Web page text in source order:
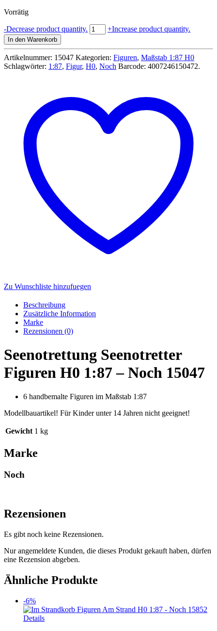
Vorrätig
-Decrease product quantity. Seenotrettung
Seenotretter
H0
1:87
-
+Increase product quantity.
In den Warenkorb
Artikelnummer: 15047 Kategorien: Figuren, Maßstab 1:87 H0
Schlagwörter: 1:87, Figur, H0, Noch Barcode: 4007246150472.
Zu Wunschliste hinzufuegen
Beschreibung
Zusätzliche Information
Marke
Rezensionen (0)
Seenotrettung Seenotretter
Figuren H0 1:87 – Noch 15047
6 handbemalte Figuren im Maßstab 1:87
Modellbauartikel! Für Kinder unter 14 Jahren nicht geeignet!
Gewicht 1 kg
Marke
Noch
Rezensionen
Es gibt noch keine Rezensionen.
Nur angemeldete Kunden, die dieses Produkt gekauft haben, dürfen
eine Rezension abgeben.
Ähnliche Produkte
-6%
Details